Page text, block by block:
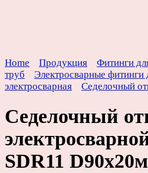
Home Продукция
Фитинги
труб
Электросварные
электросварная
Седелочный
Седелочный
SDR11